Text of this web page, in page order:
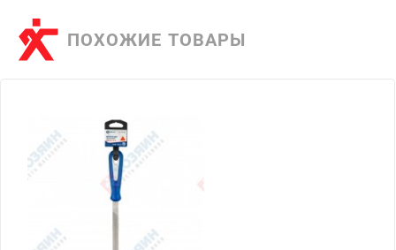
ПОХОЖИЕ ТОВАРЫ